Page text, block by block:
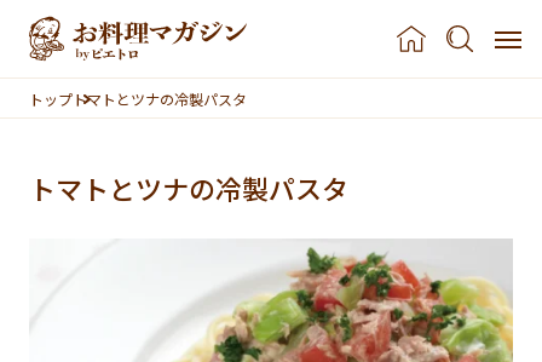
本文へスキップ
トップトマトとツナの冷製パスタ
トマトとツナの冷製パスタ